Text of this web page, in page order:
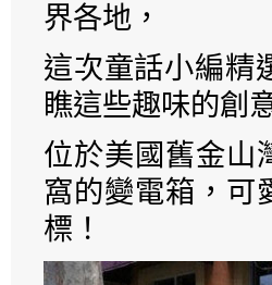
界各地，
這次童話小編精
瞧這些趣味的創
位於美國舊金山
窩的變電箱，可
標！